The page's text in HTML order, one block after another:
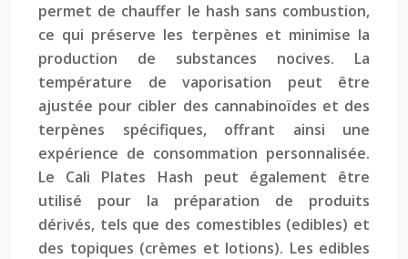
permet de chauffer le hash sans combustion,
ce qui préserve les terpènes et minimise la
production de substances nocives. La
température de vaporisation peut être
ajustée pour cibler des cannabinoïdes et des
terpènes spécifiques, offrant ainsi une
expérience de consommation personnalisée.
Le Cali Plates Hash peut également être
utilisé pour la préparation de produits
dérivés, tels que des comestibles (edibles) et
des topiques (crèmes et lotions). Les edibles